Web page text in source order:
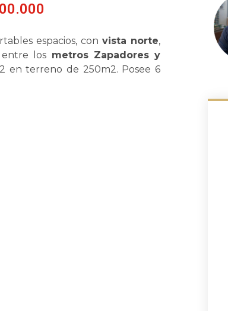
espacios, convista norte,
entre los metros Zapadores y
en terreno de 250m2. Posee 6